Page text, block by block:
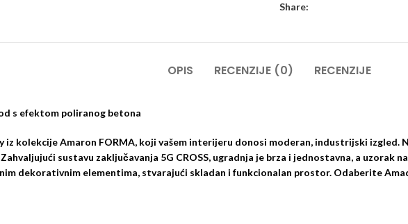
Share:
OPIS RECENZIJE (0) RECENZIJE
s efektom poliranog betona
iz kolekcijeAmaron FORMA, koji vašem interijeru donosi moderan, industrijski izgled.
sustavu zaključavanja 5G CROSS, ugradnja je brza i jednostavna, a uzorak
dekorativnim elementima, stvarajući skladan i funkcionalan prostor. Odaberite